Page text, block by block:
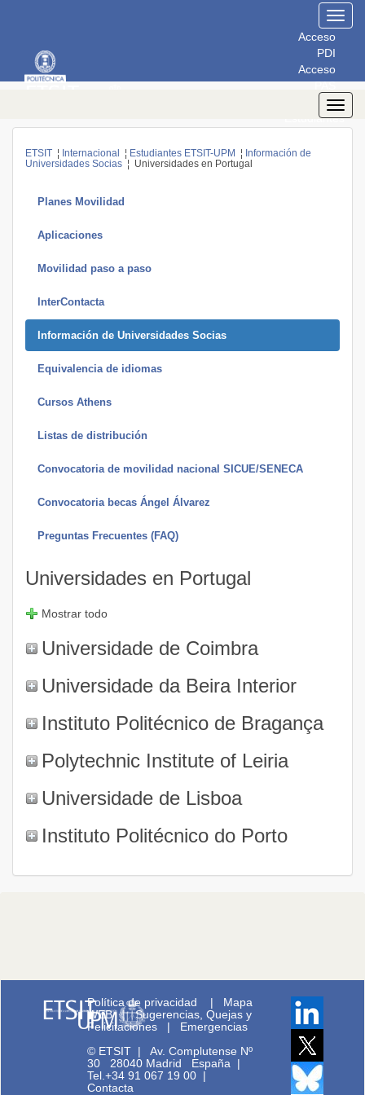
Acceso
PDI
Acceso
PAS
Acceso
Estudiantes
ETSIT ¦ Internacional ¦ Estudiantes ETSIT-UPM ¦ Información de
Universidades Socias ¦ Universidades en Portugal
Planes Movilidad
Aplicaciones
Movilidad paso a paso
InterContacta
Información de Universidades Socias
Equivalencia de idiomas
Cursos Athens
Listas de distribución
Convocatoria de movilidad nacional SICUE/SENECA
Convocatoria becas Ángel Álvarez
Preguntas Frecuentes (FAQ)
Universidades en Portugal
Mostrar todo
Universidade de Coimbra
Universidade da Beira Interior
Instituto Politécnico de Bragança
Polytechnic Institute of Leiria
Universidade de Lisboa
Instituto Politécnico do Porto
Política de privacidad | Mapa
WEB|Sugerencias, Quejas y
Felicitaciones | Emergencias
© ETSIT |Av. Complutense Nº
30 28040 Madrid España |
Tel.+34 91 067 19 00 |
Contacta